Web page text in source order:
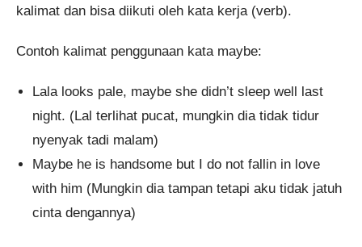
kalimat dan bisa diikuti oleh kata kerja (verb).
Contoh kalimat penggunaan kata maybe:
Lala looks pale, maybe she didn’t sleep well last
night. (Lal terlihat pucat, mungkin dia tidak tidur
nyenyak tadi malam)
Maybe he is handsome but I do not fallin in love
with him (Mungkin dia tampan tetapi aku tidak jatuh
cinta dengannya)